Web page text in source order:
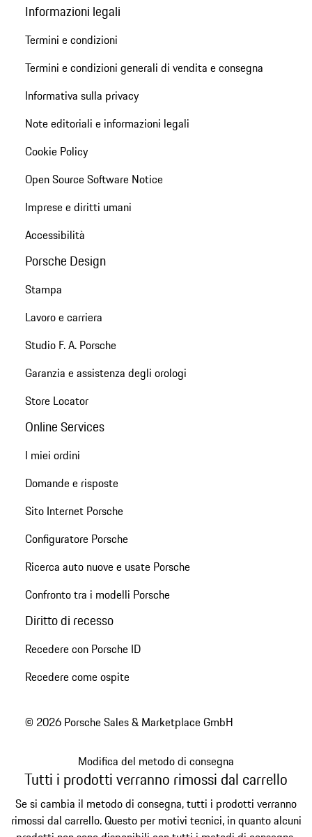
Informazioni legali
Termini e condizioni
Termini e condizioni generali di vendita e consegna
Informativa sulla privacy
Note editoriali e informazioni legali
Cookie Policy
Open Source Software Notice
Imprese e diritti umani
Accessibilità
Porsche Design
Stampa
Lavoro e carriera
Studio F. A. Porsche
Garanzia e assistenza degli orologi
Store Locator
Online Services
I miei ordini
Domande e risposte
Sito Internet Porsche
Configuratore Porsche
Ricerca auto nuove e usate Porsche
Confronto tra i modelli Porsche
Diritto di recesso
Recedere con Porsche ID
Recedere come ospite
© 2026 Porsche Sales & Marketplace GmbH
Modifica del metodo di consegna
Tutti i prodotti verranno rimossi dal carrello
Se si cambia il metodo di consegna, tutti i prodotti verranno
rimossi dal carrello. Questo per motivi tecnici, in quanto alcuni